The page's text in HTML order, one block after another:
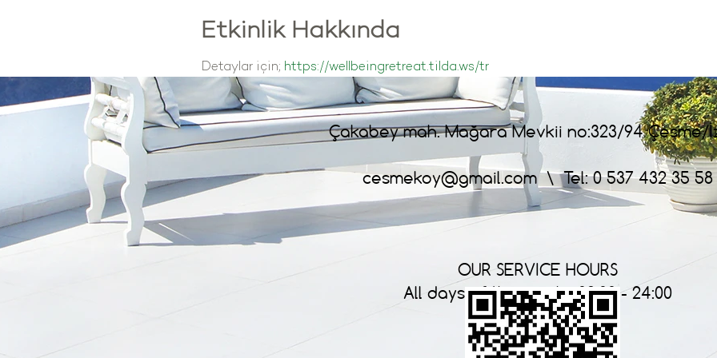
Etkinlik Hakkında
Detaylar için; https://wellbeingretreat.tilda.ws/tr
Çakabey mah. Mağara Mevkii no:323/94 Çesme/
cesmekoy@gmail.com\ Tel: 0 537 432 35 58
OUR SERVICE HOURS
All days of the week : 09:00 - 24:00